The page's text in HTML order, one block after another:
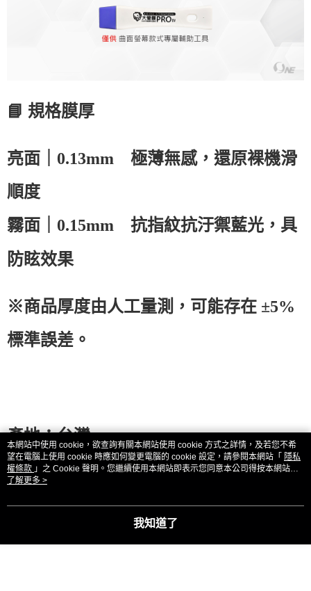
📘 規格膜厚
亮面｜ 0.13mm 極薄無感，還原裸機滑
順度
霧面｜ 0.15mm 抗指紋抗汙禦藍光，具
防眩效果
※商品厚度由人工量測，可能存在 ±5%
標準誤差。
產地：台灣
檢測報告（Certified Test Data—SGS）
無毒環保材質（Material Safety
Verification）
本網站中使用 cookie，欲查詢有關本網站使用 cookie 方式之詳情，及若您不希
望在電腦上使用 cookie 時應如何變更電腦的 cookie 設定，請參閱本網站「 隱私
權條款 」之 Cookie 聲明。您繼續使用本網站即表示您同意本公司得按本網站使
用條款之 Cookie 聲明使用 cookie。
了解更多 >
我知道了